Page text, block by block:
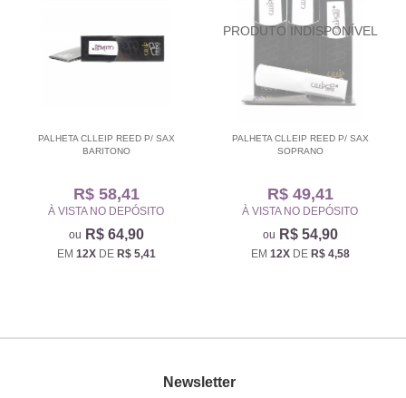
PALHETA CLLEIP REED P/ SAX
BARITONO
R$ 58,41
À VISTA NO DEPÓSITO
R$ 64,90
EM 12XDE R$ 5,41
PALHETA CLLEIP REED P/ SAX
SOPRANO
R$ 49,41
À VISTA NO DEPÓSITO
R$ 54,90
EM 12XDE R$ 4,58
Newsletter